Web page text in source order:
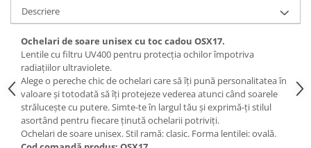
Descriere
Ochelari de soare unisex cu toc cadou OSX17.
Lentile cu filtru UV400 pentru protecția ochilor împotriva
radiațiilor ultraviolete.
Alege o pereche chic de ochelari care să îți pună personalitatea în
valoare și totodată să îți protejeze vederea atunci când soarele
strălucește cu putere. Simte-te în largul tău și exprimă-ți stilul
asortând pentru fiecare ținută ochelarii potriviți.
Ochelari de soare unisex. Stil ramă: clasic. Forma lentilei: ovală.